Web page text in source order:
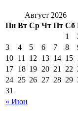
Август 2026
Пн Вт Ср Чт Пт Сб
« Июн
1
3
4 5 6 7 8
10 11 12 13 14 15
17 18 19 20 21 22
24 25 26 27 28 29
31